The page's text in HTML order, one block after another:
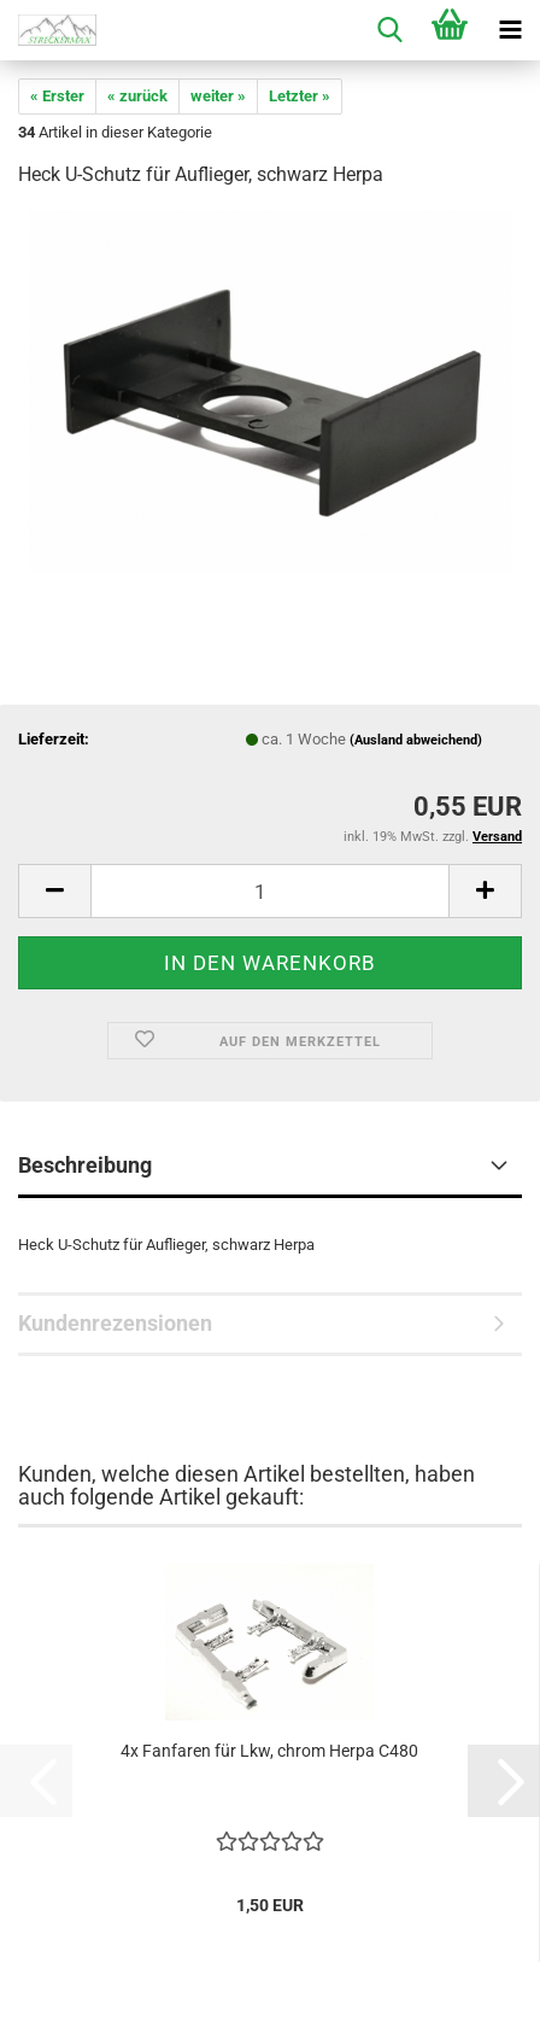
« Erster « zurück weiter »
Letzter »
34 Artikel in dieser Kategorie
Heck U-Schutz für Auflieger, schwarz Herpa
Lieferzeit: ca. 1 Woche(Ausland abweichend)
0,55 EUR
inkl. 19% MwSt. zzgl. Versand
AUF DEN MERKZETTEL
Beschreibung
Heck U-Schutz für Auflieger, schwarz Herpa
Kundenrezensionen
Kunden, welche diesen Artikel bestellten, haben
auch folgende Artikel gekauft:
4x Fanfaren für Lkw, chrom Herpa C480
1,50 EUR